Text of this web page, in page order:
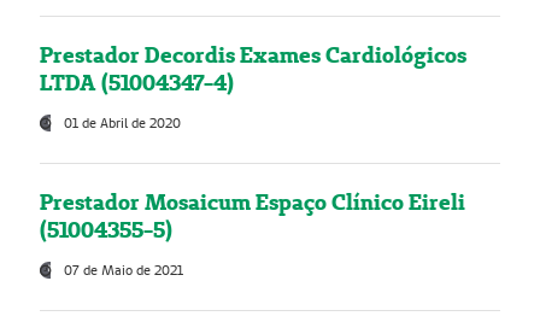
Prestador Decordis Exames Cardiológicos
LTDA (51004347-4)
01 de Abril de 2020
Prestador Mosaicum Espaço Clínico Eireli
(51004355-5)
07 de Maio de 2021